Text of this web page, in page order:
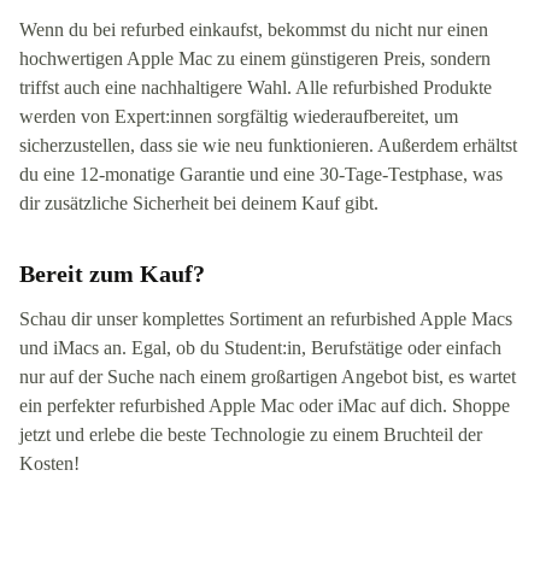
Wenn du bei refurbed einkaufst, bekommst du nicht nur einen
hochwertigen Apple Mac zu einem günstigeren Preis, sondern
triffst auch eine nachhaltigere Wahl. Alle refurbished Produkte
werden von Expert:innen sorgfältig wiederaufbereitet, um
sicherzustellen, dass sie wie neu funktionieren. Außerdem erhältst
du eine 12-monatige Garantie und eine 30-Tage-Testphase, was
dir zusätzliche Sicherheit bei deinem Kauf gibt.
Bereit zum Kauf?
Schau dir unser komplettes Sortiment an refurbished Apple Macs
und iMacs an. Egal, ob du Student:in, Berufstätige oder einfach
nur auf der Suche nach einem großartigen Angebot bist, es wartet
ein perfekter refurbished Apple Mac oder iMac auf dich. Shoppe
jetzt und erlebe die beste Technologie zu einem Bruchteil der
Kosten!